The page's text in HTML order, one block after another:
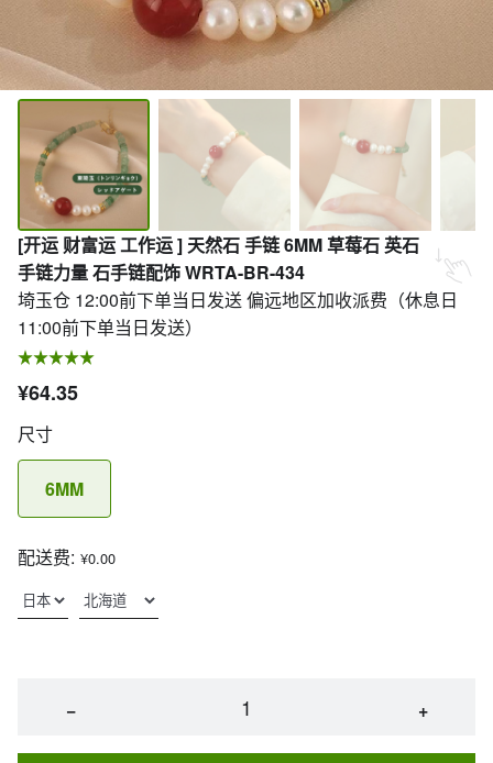
[开运 财富运 工作运 ] 天然石 手链 6MM 草莓石 英石
手链力量 石手链配饰 WRTA-BR-434
埼玉仓 12:00前下单当日发送 偏远地区加收派费（休息日
11:00前下单当日发送）
¥64.35
尺寸
6MM
配送费: ¥0.00
− +